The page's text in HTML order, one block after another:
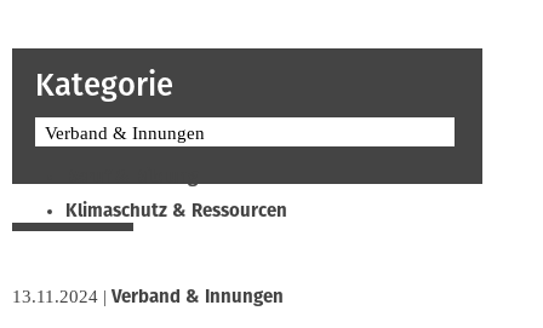
Kategorie
Verband & Innungen
Klimaschutz & Ressourcen
13.11.2024 | Verband & Innungen